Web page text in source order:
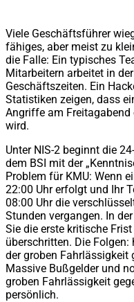
Viele Geschäftsführer
fähiges, aber meist zu
die Falle: Ein typisches
Mitarbeitern arbeitet in
Geschäftszeiten. Ein
Statistiken zeigen, dass
Angriffe am
wird.
Unter NIS-2 beginnt die
dem BSI mit der
Problem für KMU: Wenn
22:00 Uhr erfolgt und Ihr
08:00 Uhr die
Stunden vergangen. In
Sie die erste kritische
überschritten. Die
der groben Fahrlässigkeit
Massive Bußgelder und
groben Fahrlässigkeit
persönlich.